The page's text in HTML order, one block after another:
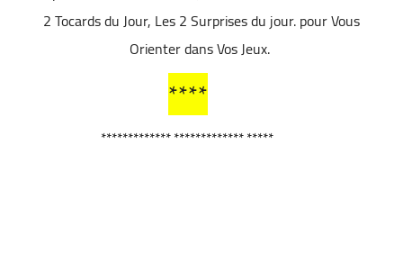
2 Tocards du Jour, Les 2 Surprises du jour. pour Vous
Orienter dans Vos Jeux.
****
************* ************* *****